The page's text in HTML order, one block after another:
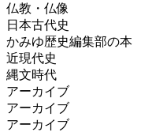
仏教・仏像
日本古代史
かみゆ歴史編集部の本
近現代史
縄文時代
アーカイブ
アーカイブ
アーカイブ